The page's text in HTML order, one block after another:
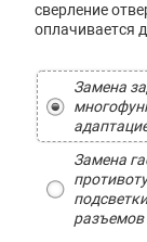
сверление
оплачивается
Замена
Замена
разъемов